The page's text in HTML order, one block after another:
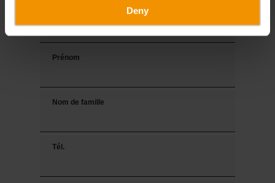
Deny
Prénom
Nom de famille
Tél.